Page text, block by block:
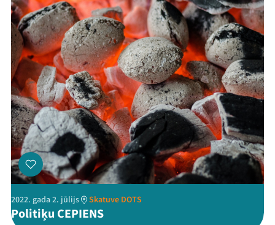
Veikals
Kontakti
ThreadsFacebookYoutube Instagram
Flick
2022. gada 2. jūlijs Skatuve DOTS
Politiķu CEPIENS